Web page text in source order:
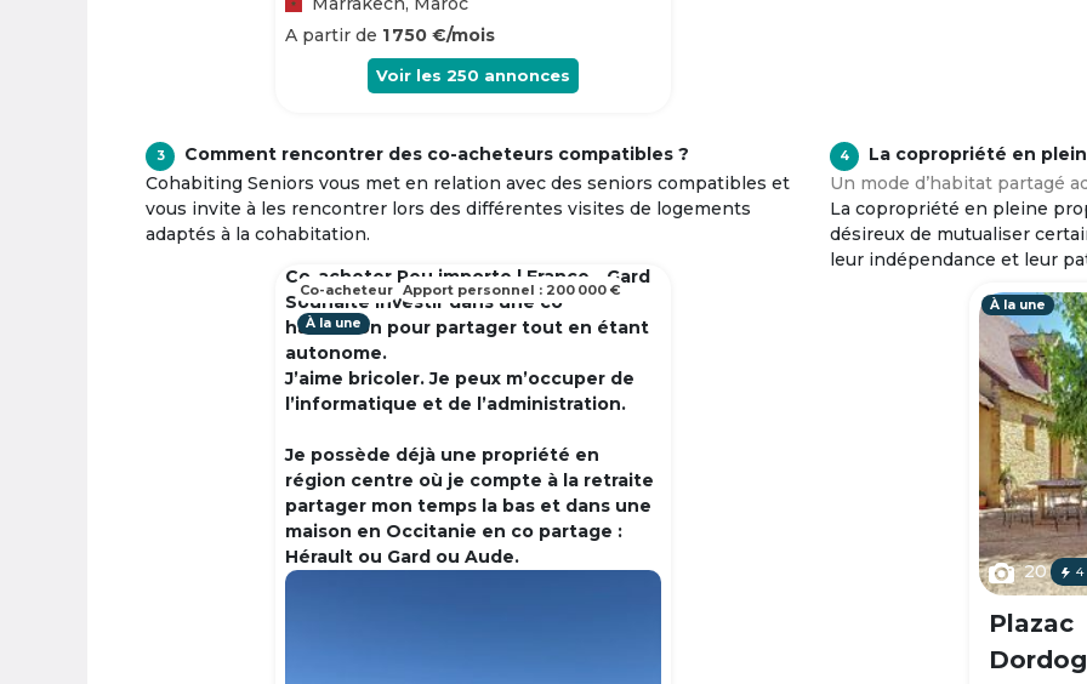
A partir de 1 750 €/mois
Voir les 250 annonces
3
Comment rencontrer des co-acheteurs compatibles ?
Cohabiting Seniors vous met en relation avec des seniors compatibles et
vous invite à les rencontrer lors des différentes visites de logements
adaptés à la cohabitation.
Co-acheter Peu importe | France - Gard
Souhaite investir dans une co
habitation pour partager tout en étant
autonome.
J’aime bricoler. Je peux m’occuper de
l’informatique et de l’administration.
Je possède déjà une propriété en
région centre où je compte à la retraite
partager mon temps la bas et dans une
maison en Occitanie en co partage :
Hérault ou Gard ou Aude.
À la une
Co-acheteur Apport personnel : 200 000 €
4
La copropriété en
Un mode d’habitat partagé
La copropriété en pleine
désireux de mutualiser
leur indépendance et leur
À la une
20 4
Plazac